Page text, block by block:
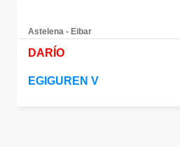
Astelena - Eibar
DARÍO
EGIGUREN V